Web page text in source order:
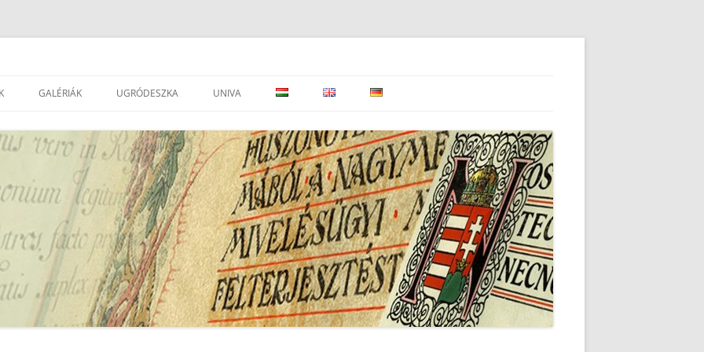
SZÉCSÉNYI M.: A RENDSZERVÁLTÁS
GYŰJTEMÉNY ARCHÍVUM
GALÉRIÁK
ESEMÉNYEK
UGRÓDESZKA
PORTÁLOK
TÁRSEGYESÜLETEK, INTÉZMÉNYEK
LEVÉLTÁRI, TÖRTÉNELMI
FOLYÓIRATOK
UNIVA
EAD IMPORTÁLÁSI SEGÉDLET ⇒
ATOM KÉZIKÖNYV
UNIVA FONDJEGYZÉK PÁLYÁZAT
UNIVA – DÁTUM JAVÍTÁS